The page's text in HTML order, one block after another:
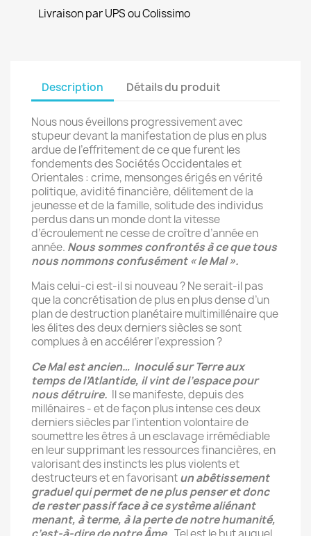
Livraison par UPS ou Colissimo
Description Détails du produit
Nous nous éveillons progressivement avec
stupeur devant la manifestation de plus en plus
ardue de l’effritement de ce que furent les
fondements des Sociétés Occidentales et
Orientales : crime, mensonges érigés en vérité
politique, avidité financière, délitement de la
jeunesse et de la famille, solitude des individus
perdus dans un monde dont la vitesse
d’écroulement ne cesse de croître d’année en
année. Nous sommes confrontés à ce que tous
nous nommons confusément « le Mal ».
Mais celui-ci est-il si nouveau ? Ne serait-il pas
que la concrétisation de plus en plus dense d’un
plan de destruction planétaire multimillénaire que
les élites des deux derniers siècles se sont
complues à en accélérer l’expression ?
Ce Mal est ancien… Inoculé sur Terre aux
temps de l’Atlantide, il vint de l’espace pour
nous détruire. Il se manifeste, depuis des
millénaires - et de façon plus intense ces deux
derniers siècles par l’intention volontaire de
soumettre les êtres à un esclavage irrémédiable
en leur supprimant les ressources financières, en
valorisant des instincts les plus violents et
destructeurs et en favorisantun abêtissement
graduel qui permet de ne plus penser et donc
de rester passif face à ce système aliénant
menant, à terme, à la perte de notre humanité,